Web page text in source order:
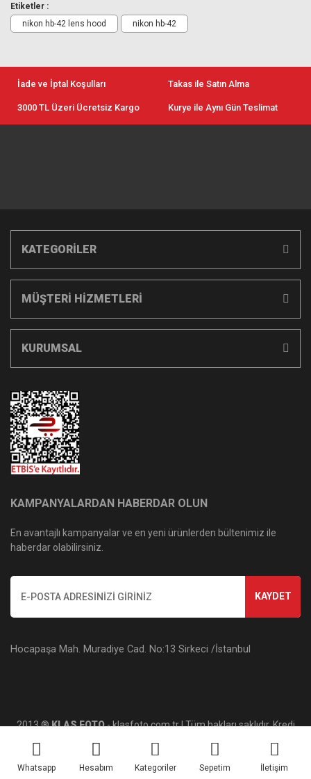
Etiketler :
nikon hb-42 lens hood
nikon hb-42
Whatsapp Hesabım Kategoriler Sepetim İletişim
İade ve İptal Koşulları Takas ile Satın Alma
3000 TL Üzeri Ücretsiz Kargo Kurye ile Aynı Gün Teslimat
KATEGORİLER
MÜŞTERİ HİZMETLERİ
KURUMSAL
KAMPANYALARDAN HABERDAR OLUN
En avantajlı kampanyalar ve en yeni ürünlerden bültenimiz ile
haberdar olabilirsiniz.
KAYDET
Hocapaşa Mah. Muradiye Cad. No:13 Sirkeci /İstanbul
2013 ®KLAS FOTO- klasfoto.com.tr | Tüm hakları saklıdır. Kredi